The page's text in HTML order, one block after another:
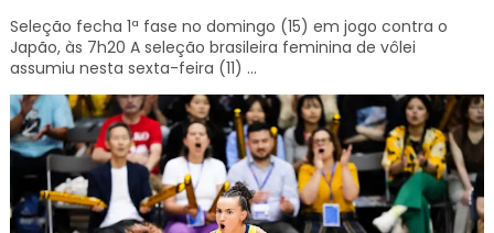
Seleção fecha 1ª fase no domingo (15) em jogo contra o
Japão, às 7h20 A seleção brasileira feminina de vôlei
assumiu nesta sexta-feira (11) ...